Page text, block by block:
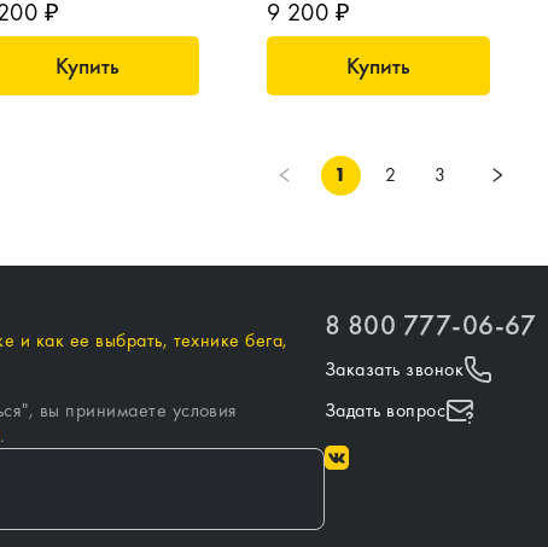
₽
Купить
9 200 ₽
Купить
1 2 3
и как ее выбрать, технике бега,
", вы принимаете условия
.
8 800 777-06-67
Заказать звонок
Задать вопрос